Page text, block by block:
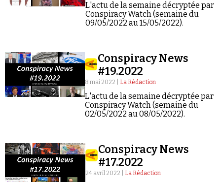
L'actu de la semaine décryptée par
Conspiracy Watch (semaine du
09/05/2022 au 15/05/2022).
Conspiracy News
#19.2022
8 mai 2022 | La Rédaction
L'actu de la semaine décryptée par
Conspiracy Watch (semaine du
02/05/2022 au 08/05/2022).
Conspiracy News
#17.2022
24 avril 2022 | La Rédaction